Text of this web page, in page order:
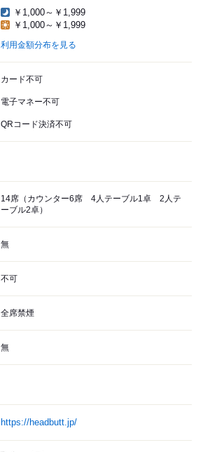
￥1,000～￥1,999
￥1,000～￥1,999
利用金額分布を見る
カード不可
電子マネー不可
QRコード決済不可
14席（カウンター6席 4人テーブル1卓 2人テ
ーブル2卓）
無
不可
全席禁煙
無
https://headbutt.jp/